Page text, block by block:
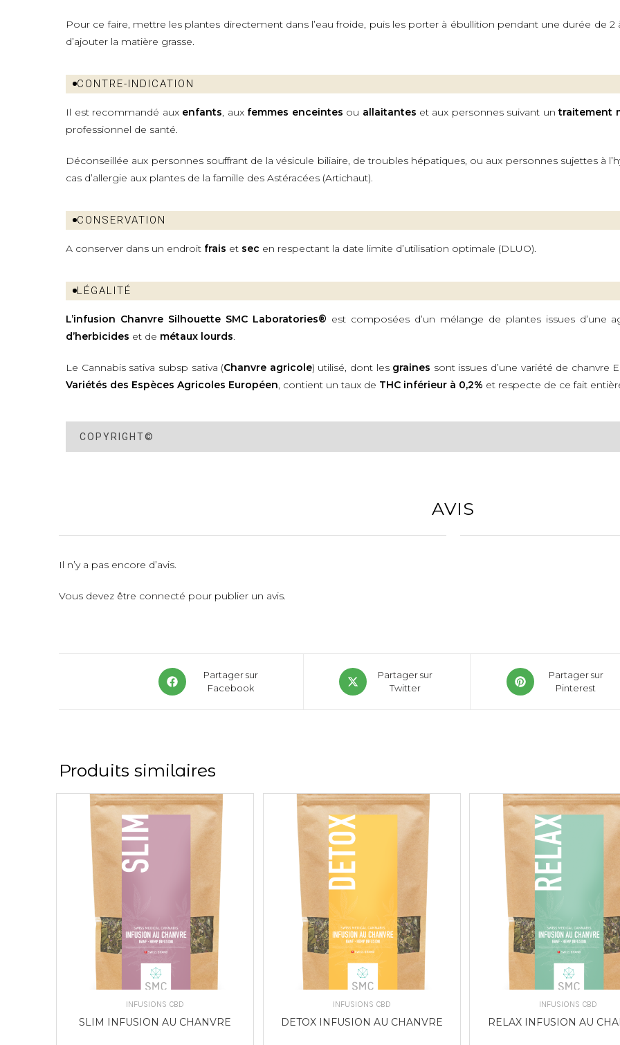
Pour ce faire, mettre les plantes directement dans l’eau froide, puis les porter à ébullition pendant une durée de
d’ajouter la matière grasse.
CONTRE-INDICATION
Il est recommandé aux enfants , aux femmes enceintes ou allaitantes et aux personnes suivant untraitement
professionnel de santé.
Déconseillée aux personnes souffrant de la vésicule biliaire, de troubles hépatiques, ou aux personnes sujettes à
cas d’allergie aux plantes de la famille des Astéracées (Artichaut).
CONSERVATION
A conserver dans un endroit frais et sec en respectant la date limite d’utilisation optimale (DLUO).
LÉGALITÉ
L’infusion Chanvre Silhouette SMC Laboratories® est composées d’un mélange de plantes issues d’une
d’herbicides et de métaux lourds
Le Cannabis sativa subsp sativa (Chanvre agricole) utilisé, dont les graines sont issues d’une variété de chanvre
Variétés des Espèces Agricoles Européen , contient un taux de THC inférieur à 0,2% et respecte de ce fait
COPYRIGHT©
AVIS
Il n’y a pas encore d’avis.
Vous devez être connecté pour publier un avis.
Partager sur
Facebook
Partager sur
Twitter
Partager sur
Pinterest
Produits similaires
CHOIX DES OPTIONS
INFUSIONS CBD
SLIM INFUSION AU CHANVRE
CHOIX DES OPTIONS
INFUSIONS CBD
DETOX INFUSION AU CHANVRE
CHOIX DES
INFUSIONS CBD
RELAX INFUSION AU